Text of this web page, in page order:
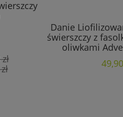
Danie
świerszczy z
oliwkami